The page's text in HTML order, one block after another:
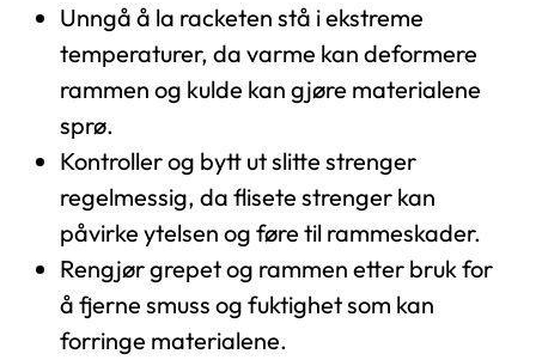
Unngå å la racketen stå i ekstreme
temperaturer, da varme kan deformere
rammen og kulde kan gjøre materialene
sprø.
Kontroller og bytt ut slitte strenger
regelmessig, da flisete strenger kan
påvirke ytelsen og føre til rammeskader.
Rengjør grepet og rammen etter bruk for
å fjerne smuss og fuktighet som kan
forringe materialene.